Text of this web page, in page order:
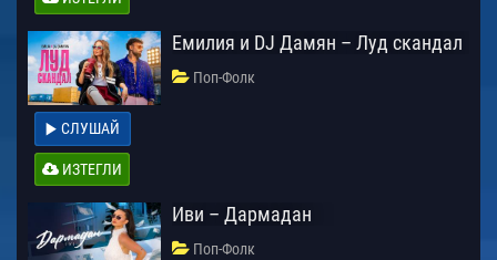
Емилия и DJ Дамян – Луд скандал
Поп-Фолк
СЛУШАЙ
ИЗТЕГЛИ
Иви – Дармадан
Поп-Фолк